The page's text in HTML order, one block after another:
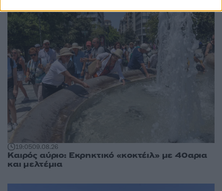
19:0509.08.26
Καιρός αύριο: Εκρηκτικό «κοκτέιλ» με 40αρια
και μελτέμια